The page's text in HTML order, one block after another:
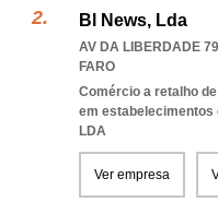
Bl News, Lda
AV DA LIBERDADE
FARO
Comércio a retalho
em estabelecimentos
LDA
Ver empresa